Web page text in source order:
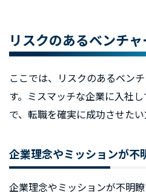
リスクのあるベンチ
ここでは、リスクのあるベン
す。ミスマッチな企業に入社
で、転職を確実に成功させたい
企業理念やミッションが不
企業理念やミッションが不明